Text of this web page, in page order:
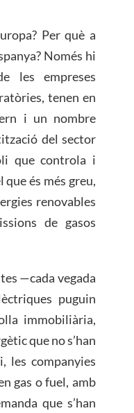
Per què a
Només hi
les empreses
tenen en
i un nombre
del sector
que controla i
és més greu,
renovables
de gasos
—cada vegada
puguin
immobiliària,
que no s’han
les companyies
gas o fuel, amb
que s’han